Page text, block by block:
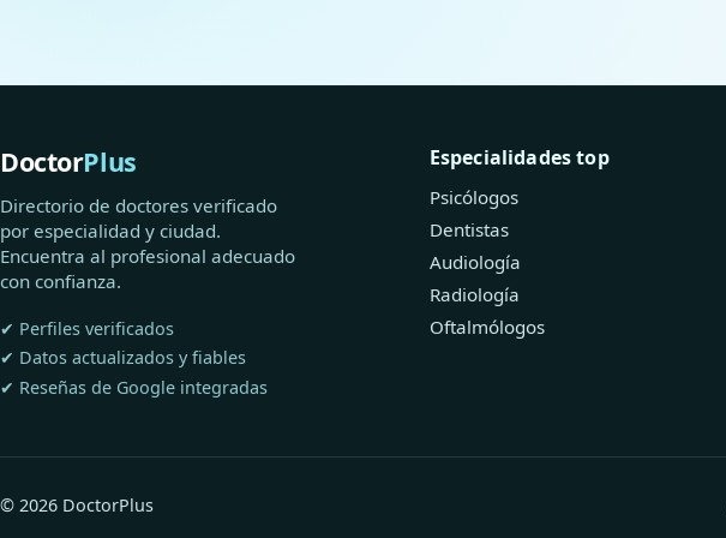
DoctorPlus
Directorio de doctores verificado
por especialidad y ciudad.
Encuentra al profesional adecuado
con confianza.
✔ Perfiles verificados
✔ Datos actualizados y fiables
✔ Reseñas de Google integradas
Especialidades top
Psicólogos
Dentistas
Audiología
Radiología
Oftalmólogos
© 2026 DoctorPlus